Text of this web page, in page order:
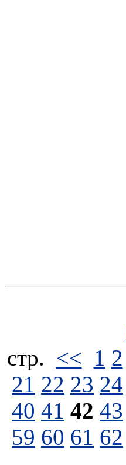
стp. << 1 2
21 22 23 24
40 41 42 43
59 60 61 62